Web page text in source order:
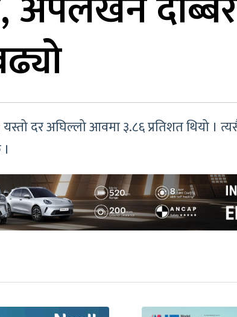
दर अघिल्लो आवमा ३.८६ प्रतिशत थियो ।